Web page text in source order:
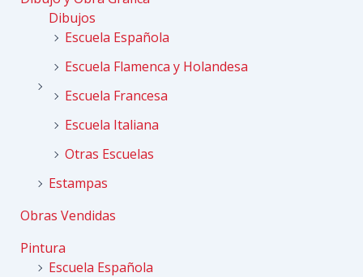
Dibujos
Escuela Española
Escuela Flamenca y Holandesa
Escuela Francesa
Escuela Italiana
Otras Escuelas
Estampas
Obras Vendidas
Pintura
Escuela Española